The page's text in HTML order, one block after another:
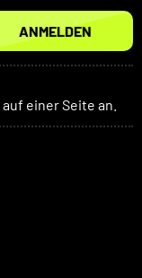
ANMELDEN
auf einer Seite an.